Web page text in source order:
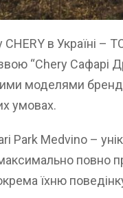
в Україні –
“Chery Сафарі
моделями
умовах.
Park Medvino –
повно
їхню